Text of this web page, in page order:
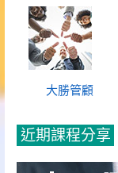
大勝管顧
近期課程分享